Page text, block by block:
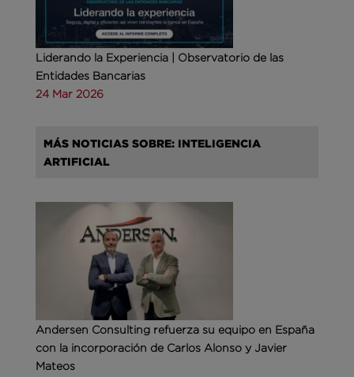
Liderando la Experiencia | Observatorio de las
Entidades Bancarias
24 Mar 2026
MÁS NOTICIAS SOBRE: INTELIGENCIA
ARTIFICIAL
Andersen Consulting refuerza su equipo en España
con la incorporación de Carlos Alonso y Javier
Mateos